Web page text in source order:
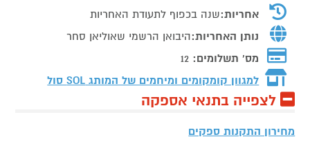
אחריות:שנה בכפוף לתעודת האחריות
נותן האחריות:היבואן הרשמי שאוליאן סחר
מס' תשלומים: 12
למגוון קומקומים ומיחמים של המותג SOL סול
לצפייה בתנאי אספקה
מחירון התקנות ספקים